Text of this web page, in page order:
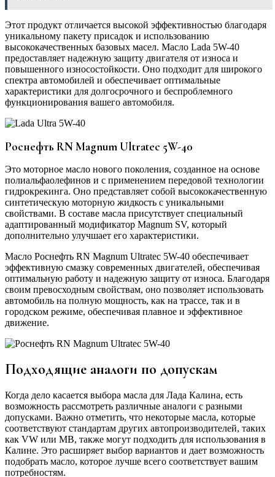
Этот продукт отличается высокой эффективностью благодаря
уникальному пакету присадок и использованию
высококачественных базовых масел. Масло Lada 5W-40
предоставляет надежную защиту двигателя от износа и
повышенного износостойкости. Оно подходит для широкого
спектра автомобилей и обеспечивает оптимальные
характеристики для долгосрочного и беспроблемного
функционирования вашего автомобиля.
Роснефть RN Magnum Ultratec 5W-40
Это моторное масло нового поколения, созданное на основе
полиальфаолефинов и с применением передовой технологии
гидрокрекинга. Оно представляет собой высококачественную
синтетическую моторную жидкость с уникальными
свойствами. В составе масла присутствует специальный
адаптированный модификатор Magnum SV, который
дополнительно улучшает его характеристики.
Масло Роснефть RN Magnum Ultratec 5W-40 обеспечивает
эффективную смазку современных двигателей, обеспечивая
оптимальную работу и надежную защиту от износа. Благодаря
своим превосходным свойствам, оно позволяет использовать
автомобиль на полную мощность, как на трассе, так и в
городском режиме, обеспечивая плавное и эффективное
движение.
Подходящие аналоги по допускам
Когда дело касается выбора масла для Лада Калина, есть
возможность рассмотреть различные аналоги с разными
допусками. Важно отметить, что некоторые масла, которые
соответствуют стандартам других автопроизводителей, таких
как VW или MB, также могут подходить для использования в
Калине. Это расширяет выбор вариантов и дает возможность
подобрать масло, которое лучше всего соответствует вашим
потребностям.